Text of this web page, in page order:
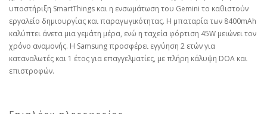
υποστήριξη SmartThings και η ενσωμάτωση του Gemini το καθιστούν
εργαλείο δημιουργίας και παραγωγικότητας. Η μπαταρία των 8400mAh
καλύπτει άνετα μια γεμάτη μέρα, ενώ η ταχεία φόρτιση 45W μειώνει τον
χρόνο αναμονής. Η Samsung προσφέρει εγγύηση 2 ετών για
καταναλωτές και 1 έτος για επαγγελματίες, με πλήρη κάλυψη DOA και
επιστροφών.